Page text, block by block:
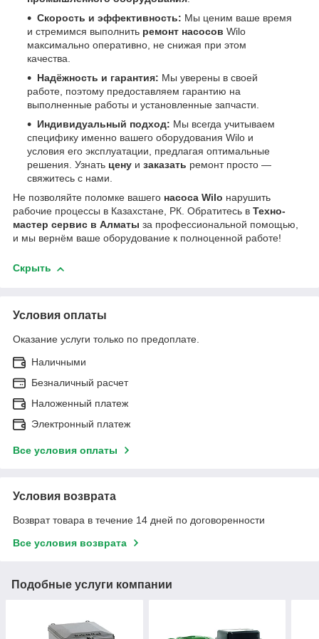
Скорость и эффективность: Мы ценим ваше время
и стремимся выполнить ремонт насосов Wilo
максимально оперативно, не снижая при этом
качества.
Надёжность и гарантия: Мы уверены в своей
работе, поэтому предоставляем гарантию на
выполненные работы и установленные запчасти.
Индивидуальный подход: Мы всегда учитываем
специфику именно вашего оборудования Wilo и
условия его эксплуатации, предлагая оптимальные
решения. Узнать цену и заказать ремонт просто —
свяжитесь с нами.
Не позволяйте поломке вашего насоса Wilo нарушить
рабочие процессы в Казахстане, РК. Обратитесь в Техно-
мастер сервис в Алматы за профессиональной помощью,
и мы вернём ваше оборудование к полноценной работе!
Скрыть
Условия оплаты
Оказание услуги только по предоплате.
Наличными
Безналичный расчет
Наложенный платеж
Электронный платеж
Все условия оплаты
Условия возврата
Возврат товара в течение 14 дней по договоренности
Все условия возврата
Подобные услуги компании